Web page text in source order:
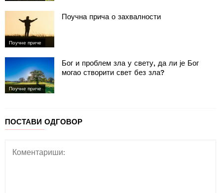
Поучне приче
Поучна прича о захвалности
Поучне приче
Бог и проблем зла у свету, да ли је Бог
могао створити свет без зла?
ПОСТАВИ ОДГОВОР